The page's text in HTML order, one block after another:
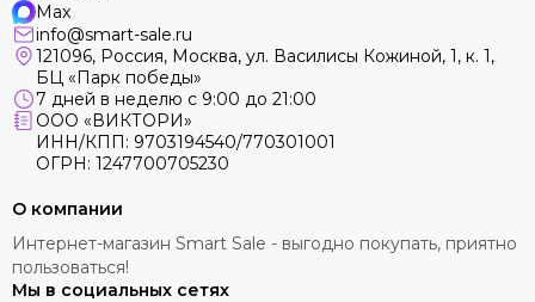
Max
info@smart-sale.ru
121096, Россия, Москва, ул. Василисы Кожиной, 1, к. 1,
БЦ «Парк победы»
7 дней в неделю с 9:00 до 21:00
ООО «ВИКТОРИ»
ИНН/КПП: 9703194540/770301001
ОГРН: 1247700705230
О компании
Интернет-магазин Smart Sale - выгодно покупать, приятно
пользоваться!
Мы в социальных сетях